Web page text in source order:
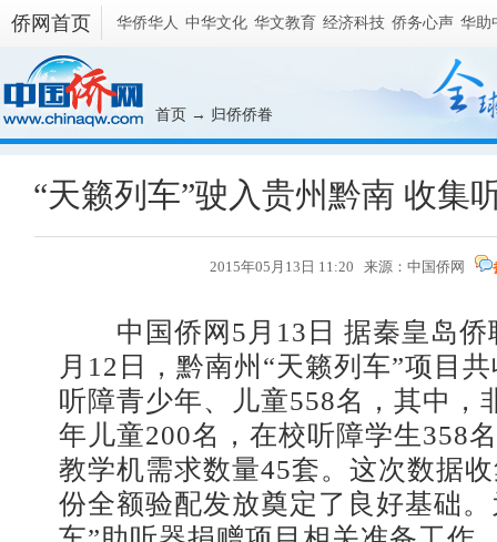
侨网首页 华侨华人 中华文化 华文教育 经济科技 侨务心声 华助
首页 → 归侨侨眷
“天籁列车”驶入贵州黔南 收集
2015年05月13日 11:20 来源： 中国侨网
中国侨网5月13日 据秦皇岛侨
月12日，黔南州“天籁列车”项目
听障青少年、儿童558名，其中，
年儿童200名，在校听障学生358
教学机需求数量45套。这次数据
份全额验配发放奠定了良好基础